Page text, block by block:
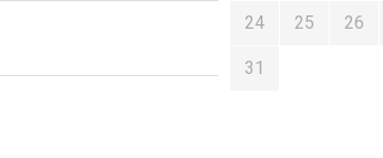
24 25 26
31